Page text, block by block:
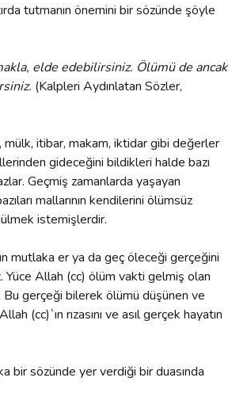
tutmanın önemini bir sözünde şöyle
elde edebilirsiniz. Ölümü de ancak
(Kalpleri Aydınlatan Sözler,
mülk, itibar, makam, iktidar gibi değerler
gideceğini bildikleri halde bazı
Geçmiş zamanlarda yaşayan
mallarının kendilerini ölümsüz
istemişlerdir.
mutlaka er ya da geç öleceği gerçeğini
Allah (cc) ölüm vakti gelmiş olan
Bu gerçeği bilerek ölümü düşünen ve
(cc)`ın rızasını ve asıl gerçek hayatın
bir sözünde yer verdiği bir duasında